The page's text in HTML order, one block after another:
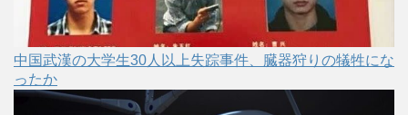
中国武漢の大学生30人以上失踪事件、臓器狩りの犠牲にな
ったか